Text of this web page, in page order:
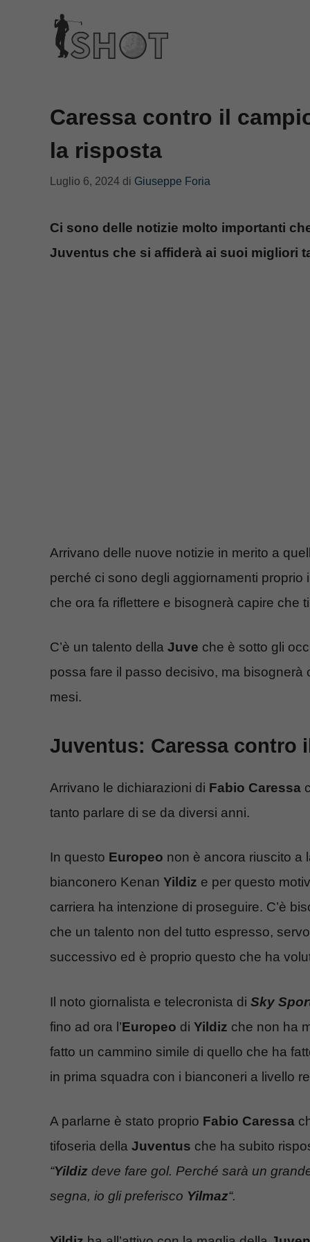
contenuto
Caressa contro il
la risposta
Luglio 6, 2024 di Giuseppe Foria
Ci sono delle notizie molto importanti
Juventus che si affiderà ai suoi migliori
Arrivano delle nuove notizie in merito a
perché ci sono degli aggiornamenti proprio
che ora fa riflettere e bisognerà capire che
C’è un talento della Juve che è sotto gli
possa fare il passo decisivo, ma
mesi.
Juventus: Caressa contro
Arrivano le dichiarazioni di Fabio Caressa
tanto parlare di se da diversi anni.
In questo Europeo non è ancora riuscito a
bianconero Kenan Yildiz e per questo
carriera ha intenzione di proseguire. C’è
che un talento non del tutto espresso,
successivo ed è proprio questo che ha
Il noto giornalista e telecronista di Sky
fino ad ora l’Europeo di Yildiz che non ha
fatto un cammino simile di quello che ha
in prima squadra con i bianconeri a livello
A parlarne è stato proprio Fabio Caressa
tifoseria della Juventus che ha subito
“Yildiz deve fare gol. Perché sarà un
segna, io gli preferisco Yilmaz“.